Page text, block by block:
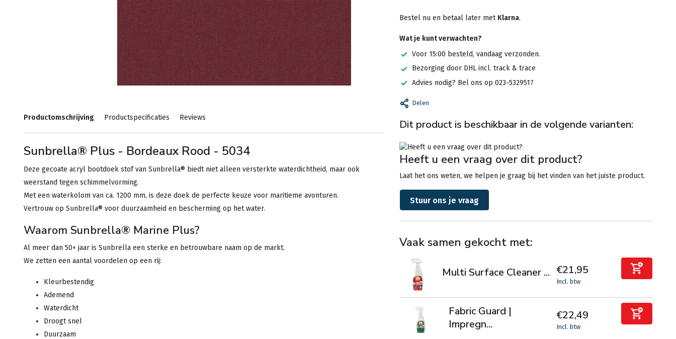
Productomschrijving Productspecificaties Reviews
Sunbrella® Plus - Bordeaux Rood - 5034
Deze gecoate acryl bootdoek stof van Sunbrella® biedt niet alleen versterkte waterdichtheid, maar ook
weerstand tegen schimmelvorming.
Met een waterkolom van ca. 1200 mm, is deze doek de perfecte keuze voor maritieme avonturen.
Vertrouw op Sunbrella® voor duurzaamheid en bescherming op het water.
Waarom Sunbrella® Marine Plus?
Al meer dan 50+ jaar is Sunbrella een sterke en betrouwbare naam op de markt.
We zetten een aantal voordelen op een rij:
Kleurbestendig
Ademend
Waterdicht
Droogt snel
Duurzaam
Bestel nu en betaal later met Klarna.
Wat je kunt verwachten?
Voor 15:00 besteld, vandaag verzonden.
Bezorging door DHL incl. track & trace
Advies nodig? Bel ons op 023-5329517
Delen
Dit product is beschikbaar in de volgende varianten:
Heeft u een vraag over dit product?
Laat het ons weten, we helpen je graag bij het vinden van het juiste product.
Stuur ons je vraag
Vaak samen gekocht met:
Multi Surface Cleaner ... €21,95
Incl. btw
Fabric Guard |
Impregn...
€22,49
Incl. btw